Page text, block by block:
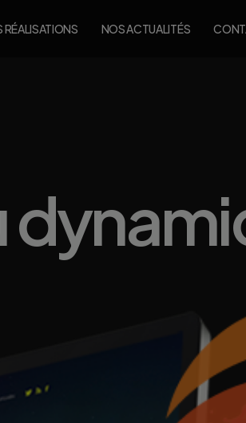
RÉALISATIONS NOS ACTUALITÉS